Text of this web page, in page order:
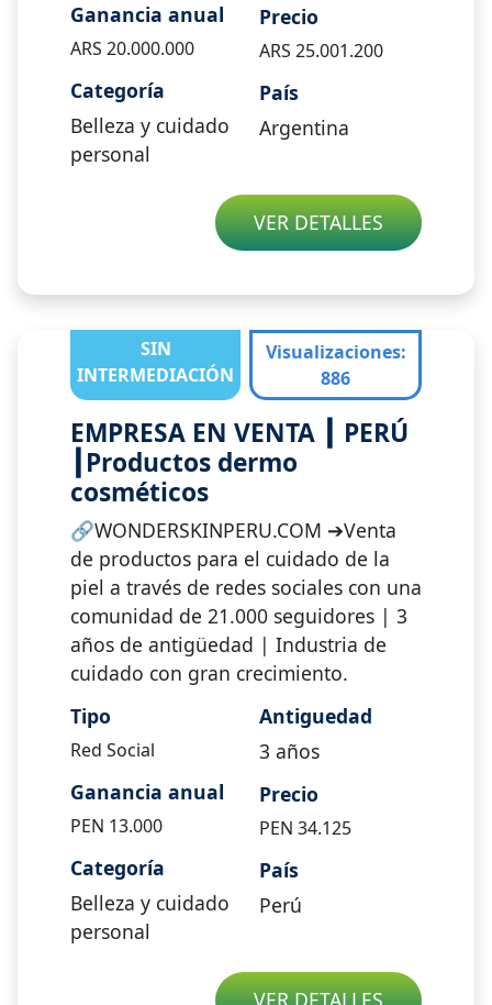
Ganancia anual
ARS 20.000.000
Categoría
Belleza y cuidado
personal
Precio
ARS 25.001.200
País
Argentina
VER DETALLES
SIN
INTERMEDIACIÓN
Visualizaciones:
886
EMPRESA EN VENTA ┃ PERÚ
┃Productos dermo
cosméticos
🔗WONDERSKINPERU.COM ➔Venta
de productos para el cuidado de la
piel a través de redes sociales con una
comunidad de 21.000 seguidores | 3
años de antigüedad | Industria de
cuidado con gran crecimiento.
Tipo
Red Social
Ganancia anual
PEN 13.000
Categoría
Belleza y cuidado
personal
Antiguedad
3 años
Precio
PEN 34.125
País
Perú